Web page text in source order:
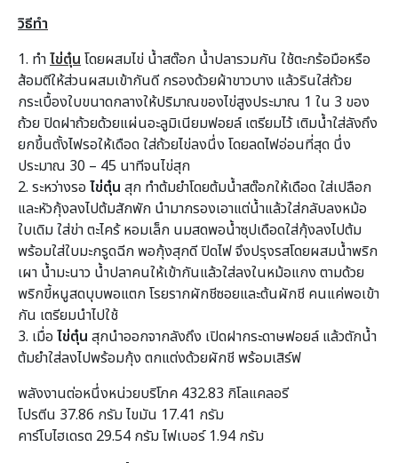
วิธีทำ
1. ทำไข่ตุ๋น โดยผสมไข่ น้ำสต๊อก น้ำปลารวมกัน ใช้ตะกร้อมือหรือ
ส้อมตีให้ส่วนผสมเข้ากันดี กรองด้วยผ้าขาวบาง แล้วรินใส่ถ้วย
กระเบื้องใบขนาดกลางให้ปริมาณของไข่สูงประมาณ 1 ใน 3 ของ
ถ้วย ปิดฝาถ้วยด้วยแผ่นอะลูมิเนียมฟอยล์ เตรียมไว้ เติมน้ำใส่ลังถึง
ยกขึ้นตั้งไฟรอให้เดือด ใส่ถ้วยไข่ลงนึ่ง โดยลดไฟอ่อนที่สุด นึ่ง
ประมาณ 30 – 45 นาทีจนไข่สุก
2. ระหว่างรอ ไข่ตุ๋น สุก ทำต้มยำโดยต้มน้ำสต๊อกให้เดือด ใส่เปลือก
และหัวกุ้งลงไปต้มสักพัก นำมากรองเอาแต่น้ำแล้วใส่กลับลงหม้อ
ใบเดิม ใส่ข่า ตะไคร้ หอมเล็ก นมสดพอน้ำซุปเดือดใส่กุ้งลงไปต้ม
พร้อมใส่ใบมะกรูดฉีก พอกุ้งสุกดี ปิดไฟ จึงปรุงรสโดยผสมน้ำพริก
เผา น้ำมะนาว น้ำปลาคนให้เข้ากันแล้วใส่ลงในหม้อแกง ตามด้วย
พริกขี้หนูสดบุบพอแตก โรยรากผักชีซอยและต้นผักชี คนแค่พอเข้า
กัน เตรียมนำไปใช้
3. เมื่อ ไข่ตุ๋น สุกนำออกจากลังถึง เปิดฝากระดาษฟอยล์ แล้วตักน้ำ
ต้มยำใส่ลงไปพร้อมกุ้ง ตกแต่งด้วยผักชี พร้อมเสิร์ฟ
พลังงานต่อหนึ่งหน่วยบริโภค 432.83 กิโลแคลอรี
โปรตีน 37.86 กรัม ไขมัน 17.41 กรัม
คาร์โบไฮเดรต 29.54 กรัม ไฟเบอร์ 1.94 กรัม